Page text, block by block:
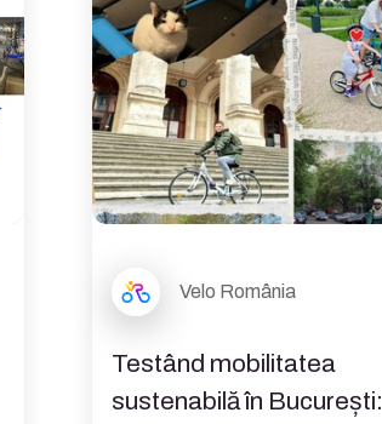
Velo România
Testând mobilitatea
sustenabilă în București: